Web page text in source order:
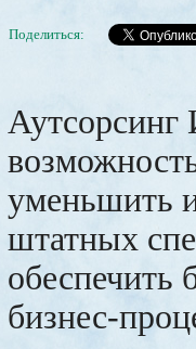
Поделиться:
уменьшить
штатных
обеспечить
бизнес-